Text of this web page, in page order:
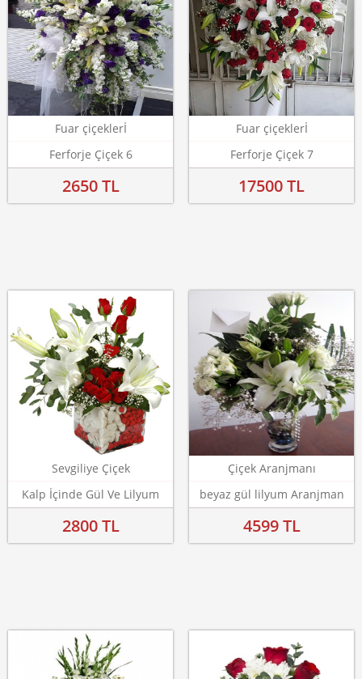
Fuar çiçeklerİ
Ferforje Çiçek 6
2650 TL
Fuar çiçeklerİ
Ferforje Çiçek 7
17500 TL
Sevgiliye Çiçek
Kalp İçinde Gül Ve Lilyum
2800 TL
Çiçek Aranjmanı
beyaz gül lilyum Aranjman
4599 TL